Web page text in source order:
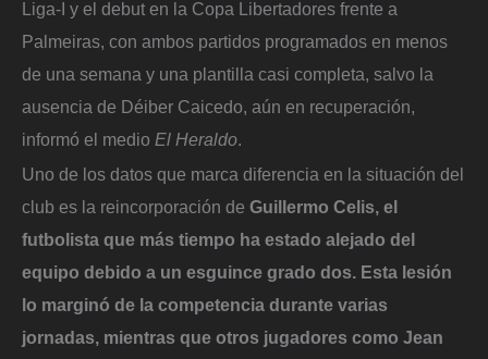
Liga-I y el debut en la Copa Libertadores frente a
Palmeiras, con ambos partidos programados en menos
de una semana y una plantilla casi completa, salvo la
ausencia de Déiber Caicedo, aún en recuperación,
informó el medio El Heraldo.
Uno de los datos que marca diferencia en la situación del
club es la reincorporación de Guillermo Celis, el
futbolista que más tiempo ha estado alejado del
equipo debido a un esguince grado dos. Esta lesión
lo marginó de la competencia durante varias
jornadas, mientras que otros jugadores como Jean